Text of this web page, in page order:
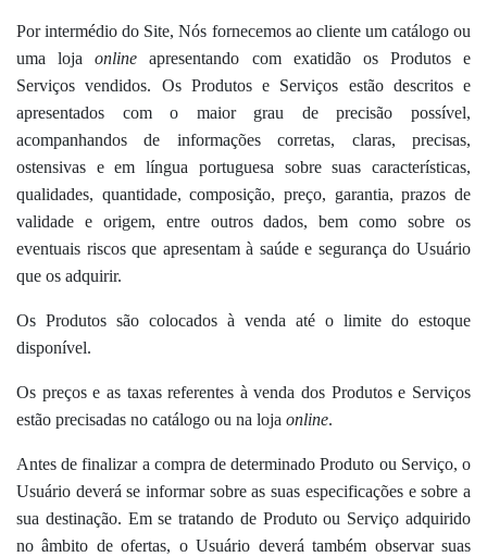
Por intermédio do Site, Nós fornecemos ao cliente um catálogo ou
uma lojaonline apresentando com exatidão os Produtos e
Serviços vendidos. Os Produtos e Serviços estão descritos e
apresentados com o maior grau de precisão possível,
acompanhandos de informações corretas, claras, precisas,
ostensivas e em língua portuguesa sobre suas características,
qualidades, quantidade, composição, preço, garantia, prazos de
validade e origem, entre outros dados, bem como sobre os
eventuais riscos que apresentam à saúde e segurança do Usuário
que os adquirir.
Os Produtos são colocados à venda até o limite do estoque
disponível.
Os preços e as taxas referentes à venda dos Produtos e Serviços
estão precisadas no catálogo ou na loja online.
Antes de finalizar a compra de determinado Produto ou Serviço, o
Usuário deverá se informar sobre as suas especificações e sobre a
sua destinação. Em se tratando de Produto ou Serviço adquirido
no âmbito de ofertas, o Usuário deverá também observar suas